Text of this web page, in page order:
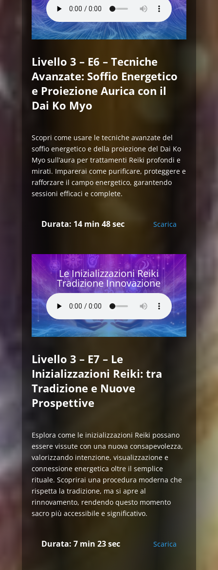
Livello 3 – E6 – Tecniche
Avanzate: Soffio Energetico
e Proiezione Aurica con il
Dai Ko Myo
Scopri come usare le tecniche avanzate del
soffio energetico e della proiezione del Dai Ko
Myo sull’aura per trattamenti Reiki profondi e
mirati. Imparerai come purificare, proteggere e
rafforzare il campo energetico, garantendo
sessioni efficaci e complete.
Durata: 14 min 48 sec Scarica
Le Inizializzazioni Reiki
Tradizione Innovazione
Livello 3 – E7 – Le
Inizializzazioni Reiki: tra
Tradizione e Nuove
Prospettive
Esplora come le inizializzazioni Reiki possano
essere vissute con una nuova consapevolezza,
valorizzando intenzione, visualizzazione e
connessione energetica oltre il semplice
rituale. Scoprirai una procedura moderna che
rispetta la tradizione, ma si apre al
rinnovamento, rendendo questo momento
sacro più accessibile e significativo.
Durata: 7 min 23 sec Scarica